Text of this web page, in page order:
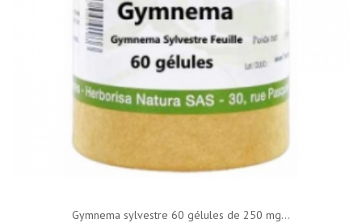
Gymnema sylvestre 60 gélules de 250 mg...